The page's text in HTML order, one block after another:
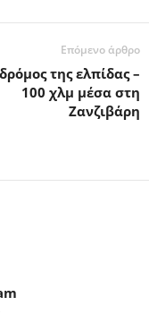
Επόμενο άρθρο
της ελπίδας –
100 χλμ μέσα στη
Ζανζιβάρη